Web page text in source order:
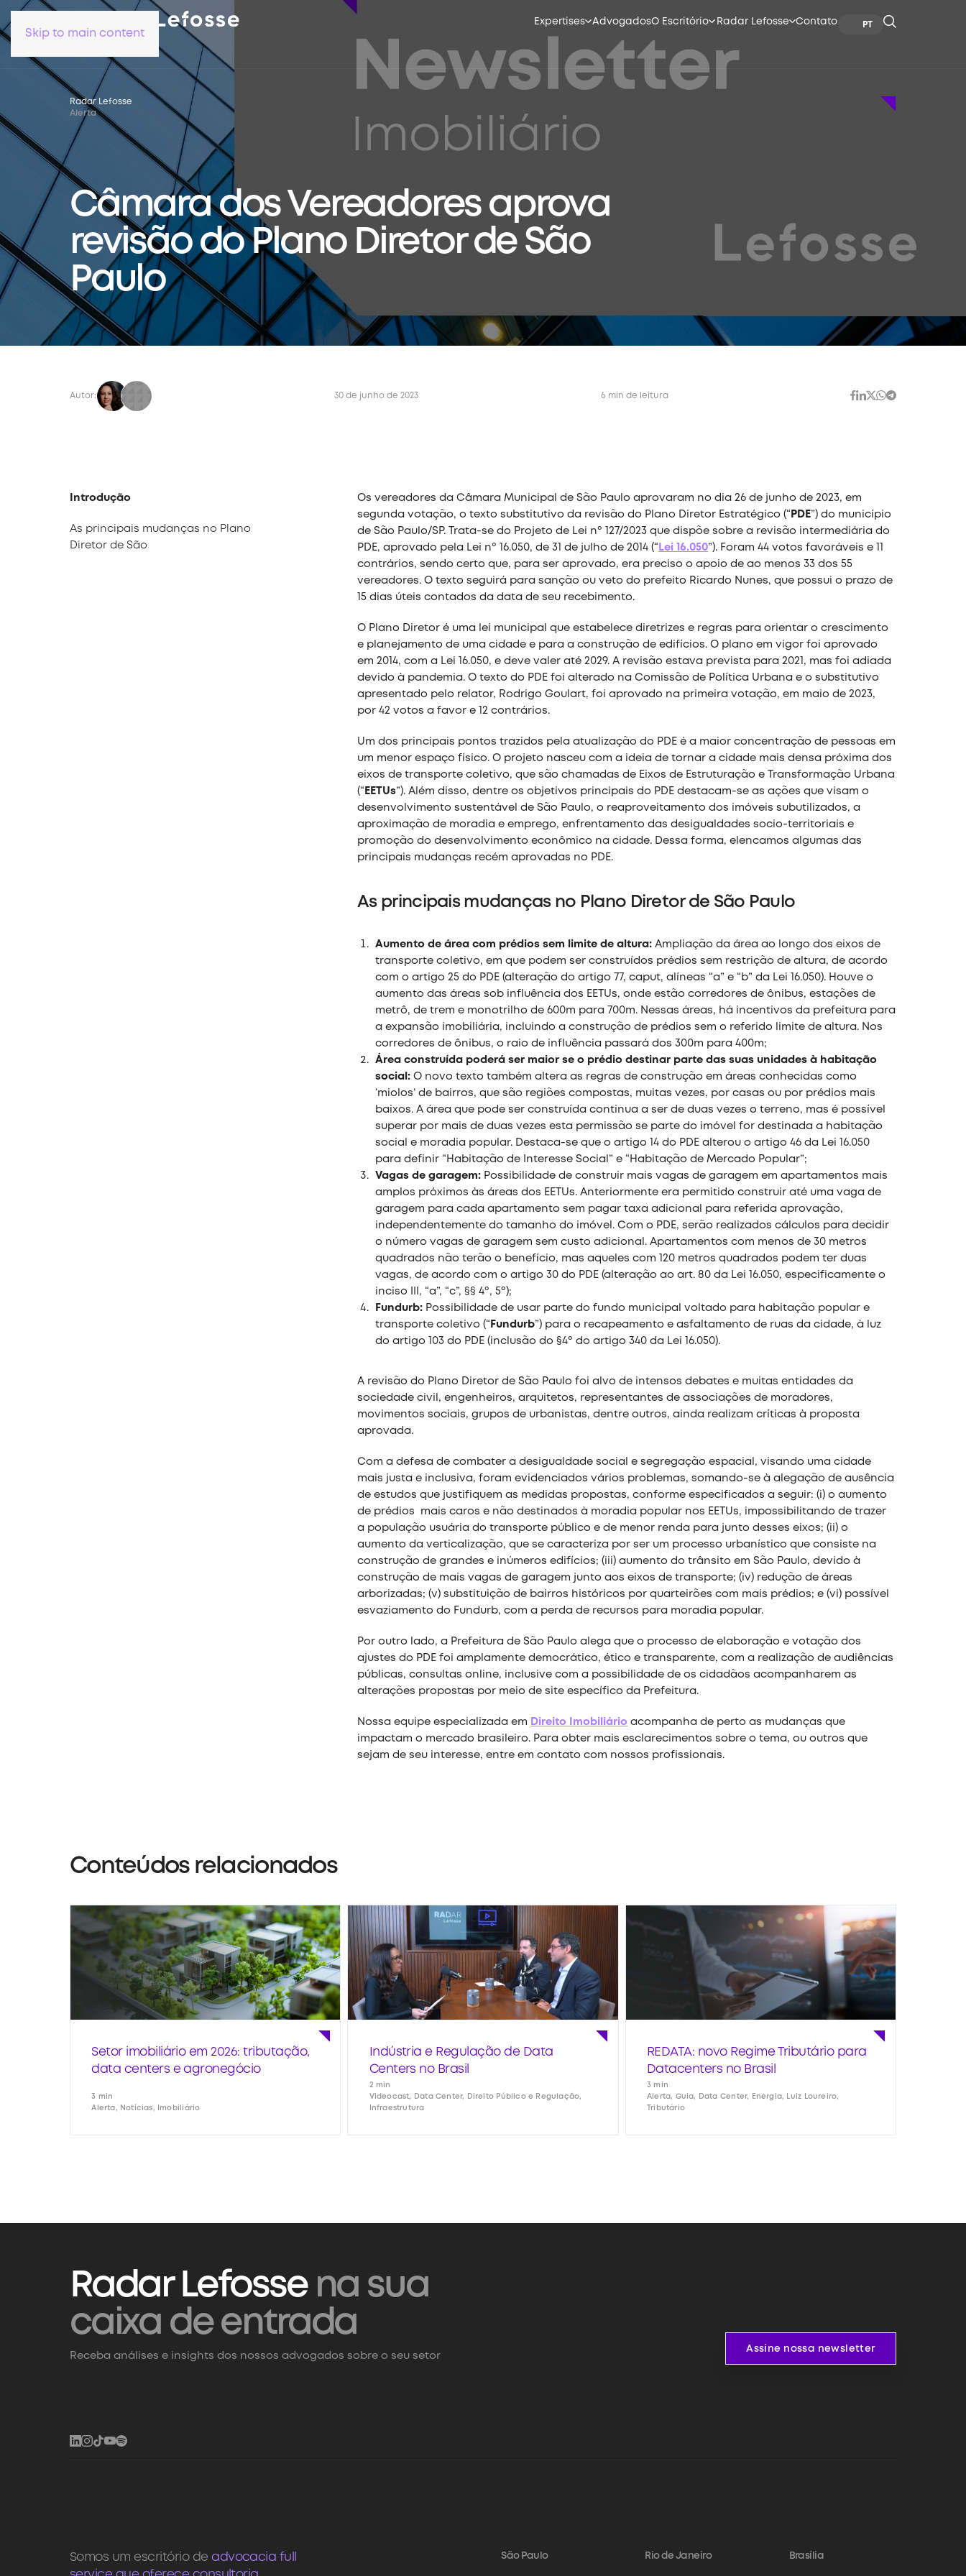
Skip to main content
Expertises AdvogadosO Escritório Radar Lefosse Contato PT
Radar Lefosse
Alerta
Câmara dos Vereadores aprova
revisão do Plano Diretor de São
Paulo
Autor: 30 de junho de 2023 6 min de leitura
Introdução
As principais mudanças no Plano
Diretor de São
Os vereadores da Câmara Municipal de São Paulo aprovaram no dia 26 de junho de 2023, em
segunda votação, o texto substitutivo da revisão do Plano Diretor Estratégico (“ PDE”) do município
de São Paulo/SP. Trata-se do Projeto de Lei nº 127/2023 que dispõe sobre a revisão intermediária do
PDE, aprovado pela Lei nº 16.050, de 31 de julho de 2014 (“ Lei 16.050”). Foram 44 votos favoráveis e 11
contrários, sendo certo que, para ser aprovado, era preciso o apoio de ao menos 33 dos 55
vereadores. O texto seguirá para sanção ou veto do prefeito Ricardo Nunes, que possui o prazo de
15 dias úteis contados da data de seu recebimento.
O Plano Diretor é uma lei municipal que estabelece diretrizes e regras para orientar o crescimento
e planejamento de uma cidade e para a construção de edifícios. O plano em vigor foi aprovado
em 2014, com a Lei 16.050, e deve valer até 2029. A revisão estava prevista para 2021, mas foi adiada
devido à pandemia. O texto do PDE foi alterado na Comissão de Política Urbana e o substitutivo
apresentado pelo relator, Rodrigo Goulart, foi aprovado na primeira votação, em maio de 2023,
por 42 votos a favor e 12 contrários.
Um dos principais pontos trazidos pela atualização do PDE é a maior concentração de pessoas em
um menor espaço físico. O projeto nasceu com a ideia de tornar a cidade mais densa próxima dos
eixos de transporte coletivo, que são chamadas de Eixos de Estruturação e Transformação Urbana
(“ EETUs”). Além disso, dentre os objetivos principais do PDE destacam-se as ações que visam o
desenvolvimento sustentável de São Paulo, o reaproveitamento dos imóveis subutilizados, a
aproximação de moradia e emprego, enfrentamento das desigualdades socio-territoriais e
promoção do desenvolvimento econômico na cidade. Dessa forma, elencamos algumas das
principais mudanças recém aprovadas no PDE.
As principais mudanças no Plano Diretor de São Paulo
Aumento de área com prédios sem limite de altura: Ampliação da área ao longo dos eixos de
transporte coletivo, em que podem ser construídos prédios sem restrição de altura, de acordo
com o artigo 25 do PDE (alteração do artigo 77, caput, alíneas “a” e “b” da Lei 16.050). Houve o
aumento das áreas sob influência dos EETUs, onde estão corredores de ônibus, estações de
metrô, de trem e monotrilho de 600m para 700m. Nessas áreas, há incentivos da prefeitura para
a expansão imobiliária, incluindo a construção de prédios sem o referido limite de altura. Nos
corredores de ônibus, o raio de influência passará dos 300m para 400m;
Área construída poderá ser maior se o prédio destinar parte das suas unidades à habitação
social: O novo texto também altera as regras de construção em áreas conhecidas como
‘miolos’ de bairros, que são regiões compostas, muitas vezes, por casas ou por prédios mais
baixos. A área que pode ser construída continua a ser de duas vezes o terreno, mas é possível
superar por mais de duas vezes esta permissão se parte do imóvel for destinada a habitação
social e moradia popular. Destaca-se que o artigo 14 do PDE alterou o artigo 46 da Lei 16.050
para definir “Habitação de Interesse Social” e “Habitação de Mercado Popular”;
Vagas de garagem: Possibilidade de construir mais vagas de garagem em apartamentos mais
amplos próximos às áreas dos EETUs. Anteriormente era permitido construir até uma vaga de
garagem para cada apartamento sem pagar taxa adicional para referida aprovação,
independentemente do tamanho do imóvel. Com o PDE, serão realizados cálculos para decidir
o número vagas de garagem sem custo adicional. Apartamentos com menos de 30 metros
quadrados não terão o benefício, mas aqueles com 120 metros quadrados podem ter duas
vagas, de acordo com o artigo 30 do PDE (alteração ao art. 80 da Lei 16.050, especificamente o
inciso III, “a”, “c”, §§ 4º, 5º);
Fundurb: Possibilidade de usar parte do fundo municipal voltado para habitação popular e
transporte coletivo (“ Fundurb”) para o recapeamento e asfaltamento de ruas da cidade, à luz
do artigo 103 do PDE (inclusão do §4º do artigo 340 da Lei 16.050).
A revisão do Plano Diretor de São Paulo foi alvo de intensos debates e muitas entidades da
sociedade civil, engenheiros, arquitetos, representantes de associações de moradores,
movimentos sociais, grupos de urbanistas, dentre outros, ainda realizam críticas à proposta
aprovada.
Com a defesa de combater a desigualdade social e segregação espacial, visando uma cidade
mais justa e inclusiva, foram evidenciados vários problemas, somando-se à alegação de ausência
de estudos que justifiquem as medidas propostas, conforme especificados a seguir: (i) o aumento
de prédios mais caros e não destinados à moradia popular nos EETUs, impossibilitando de trazer
a população usuária do transporte público e de menor renda para junto desses eixos; (ii) o
aumento da verticalização, que se caracteriza por ser um processo urbanístico que consiste na
construção de grandes e inúmeros edifícios; (iii) aumento do trânsito em São Paulo, devido à
construção de mais vagas de garagem junto aos eixos de transporte; (iv) redução de áreas
arborizadas; (v) substituição de bairros históricos por quarteirões com mais prédios; e (vi) possível
esvaziamento do Fundurb, com a perda de recursos para moradia popular.
Por outro lado, a Prefeitura de São Paulo alega que o processo de elaboração e votação dos
ajustes do PDE foi amplamente democrático, ético e transparente, com a realização de audiências
públicas, consultas online, inclusive com a possibilidade de os cidadãos acompanharem as
alterações propostas por meio de site específico da Prefeitura.
Nossa equipe especializada em Direito Imobiliário acompanha de perto as mudanças que
impactam o mercado brasileiro. Para obter mais esclarecimentos sobre o tema, ou outros que
sejam de seu interesse, entre em contato com nossos profissionais.
Conteúdos relacionados
Setor imobiliário em 2026: tributação,
data centers e agronegócio
3 min
Alerta, Notícias, Imobiliário
Indústria e Regulação de Data
Centers no Brasil
2 min
Videocast, Data Center, Direito Público e Regulação,
Infraestrutura
REDATA: novo Regime Tributário para
Datacenters no Brasil
3 min
Alerta, Guia, Data Center, Energia, Luiz Loureiro,
Tributário
Radar Lefossena sua
caixa de entrada
Receba análises e insights dos nossos advogados sobre o seu setor
Assine nossa newsletter
Somos um escritório deadvocacia full
São Paulo Rio de Janeiro Brasília